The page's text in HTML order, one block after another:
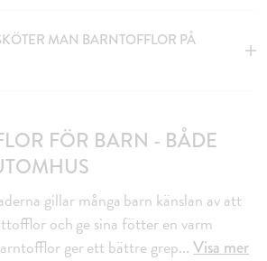
MAN BARNTOFFLOR PÅ
FÖR BARN - BÅDE
gillar många barn känslan av att
och ge sina fötter en varm
ger ett bättre grep...Visa mer